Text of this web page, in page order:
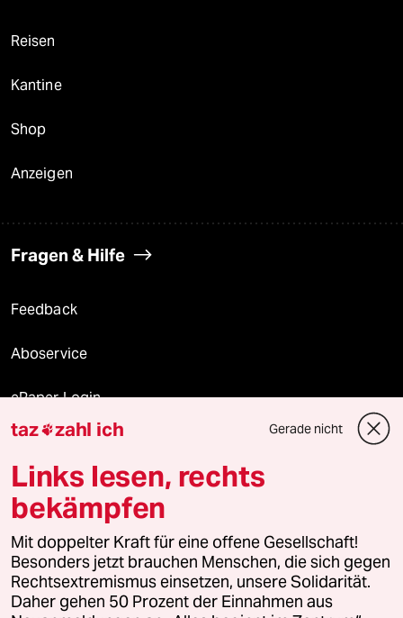
Reisen
Kantine
Shop
Anzeigen
Fragen & Hilfe
Feedback
Aboservice
ePaper Login
Downloads für Abonnierende
© 2026 taz Verlags und Vertriebs GmbH
Alle Rechte vorbehalten. Bei rechtlichen Fragen oder für Genehmigungen
wenden Sie sich bitte an
lizenzen@taz.de
Feedback Redaktionsstatut Kommune-Richtlinien
taz zahl ich Gerade nicht
Links lesen, rechts
bekämpfen
Mit doppelter Kraft für eine offene Gesellschaft!
Besonders jetzt brauchen Menschen, die sich gegen
Rechtsextremismus einsetzen, unsere Solidarität.
Daher gehen 50 Prozent der Einnahmen aus